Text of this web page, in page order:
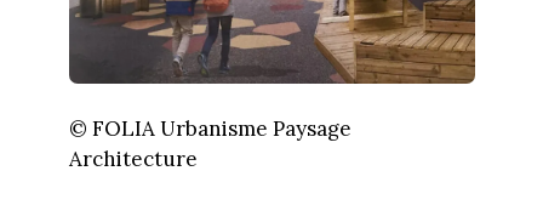
© FOLIA Urbanisme Paysage
Architecture